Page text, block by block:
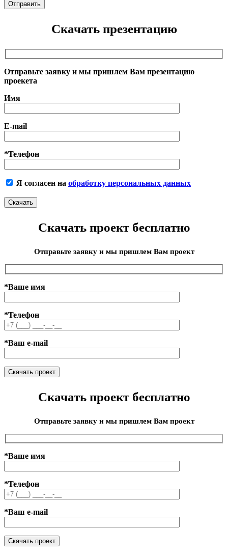
Скачать презентацию
Отправьте заявку и мы пришлем Вам презентацию
проекета
Имя
E-mail
*Телефон
Я согласен на обработку персональных данных
Скачать проект бесплатно
Отправьте заявку и мы пришлем Вам проект
*Ваше имя
*Телефон
*Ваш e-mail
Скачать проект бесплатно
Отправьте заявку и мы пришлем Вам проект
*Ваше имя
*Телефон
*Ваш e-mail